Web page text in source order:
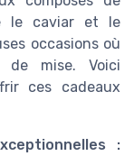
le caviar et le
occasions où
de mise. Voici
ces cadeaux
: